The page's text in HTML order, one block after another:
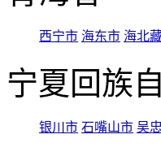
西宁市 海东市 海北
宁夏回族
银川市 石嘴山市 吴